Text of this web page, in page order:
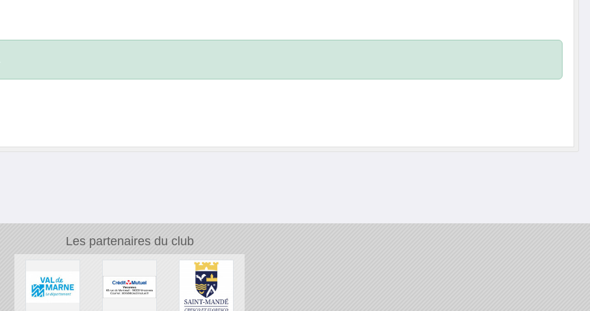
Les partenaires du club